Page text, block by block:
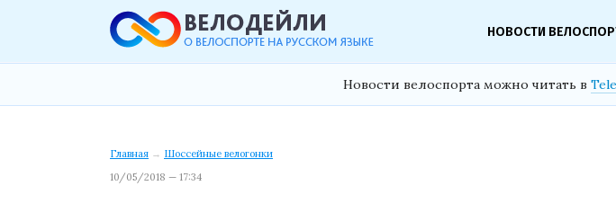
НОВОСТИ
Новости велоспорта можно читать в
Главная → Шоссейные велогонки
10/05/2018 — 17:34